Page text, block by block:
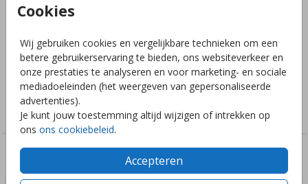
Cookies
Wij gebruiken cookies en vergelijkbare technieken om een
betere gebruikerservaring te bieden, ons websiteverkeer en
onze prestaties te analyseren en voor marketing- en sociale
mediadoeleinden (het weergeven van gepersonaliseerde
advertenties).
Je kunt jouw toestemming altijd wijzigen of intrekken op
ons ons cookiebeleid.
Accepteren
Productinformatie
Omschrijving
Collectie
Sluitzegels zelf maken
Deze ontwerpen vind je misschien ook leuk